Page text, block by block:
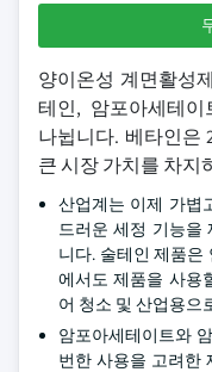
양이온성 계면활성
테인, 암포아세테이
나뉩니다. 베타인은
큰 시장 가치를 차지
산업계는 이제 가볍
드러운 세정 기능을
니다. 술테인 제품은
에서도 제품을 사용
어 청소 및 산업용으
암포아세테이트와
번한 사용을 고려한